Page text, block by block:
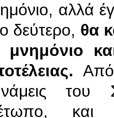
αλλά
δεύτερο, θα
μνημόνιο
του
και